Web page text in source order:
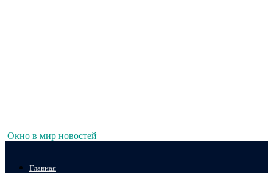
Окно в мир новостей
Главная